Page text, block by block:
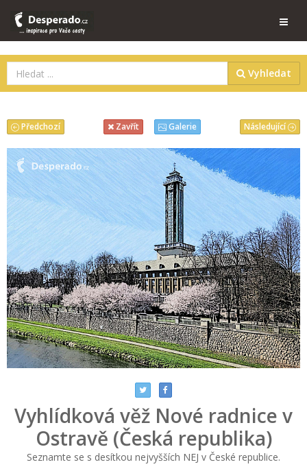
Vyhledat
Následující
Předchozí Zavřít Galerie
Vyhlídková věž Nové radnice v
Ostravě (Česká republika)
Seznamte se s desítkou nejvyšších NEJ v České republice.